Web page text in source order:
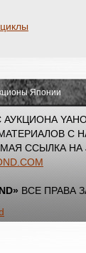
Японии
С
ССЫЛКА НА
ВСЕ ПРАВА